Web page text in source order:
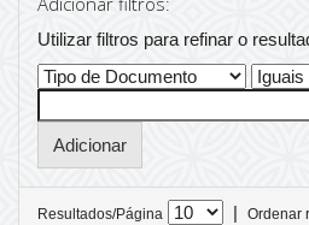
Utilizar filtros para refinar o
Resultados/Página |
Ordenar